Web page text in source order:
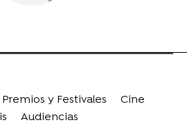
Premios y Festivales
Cine
Audiencias